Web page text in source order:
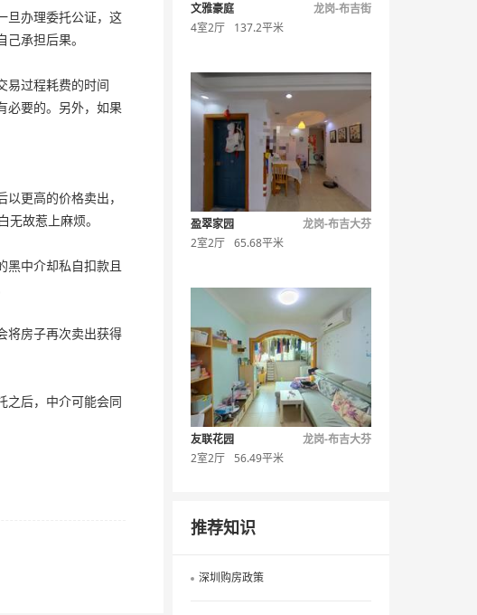
旦办理委托公证，这
承担后果。
过程耗费的时间
必要的。另外，如果
更高的价格卖出，
无故惹上麻烦。
中介却私自扣款且
将房子再次卖出获得
后，中介可能会同
文雅豪庭
龙岗-布吉街
4室2厅
137.2平米
盈翠家园
龙岗-布吉大芬
2室2厅 65.68平米
友联花园
龙岗-布吉大芬
2室2厅
56.49平米
推荐知识
深圳购房政策